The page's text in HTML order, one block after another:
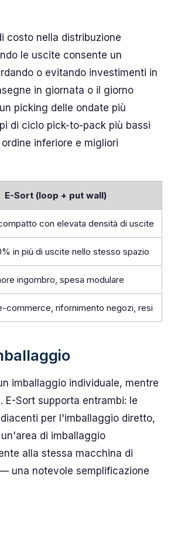
costo nella distribuzione
le uscite consente un
o evitando investimenti in
in giornata o il giorno
picking delle ondate più
di ciclo pick-to-pack più bassi
inferiore e migliori
E-Sort (loop + put wall)
con elevata densità di uscite
in più di uscite nello stesso spazio
ingombro, spesa modulare
commerce, rifornimento negozi, resi
imballaggio individuale, mentre
Sort supporta entrambi: le
per l'imballaggio diretto,
di imballaggio
alla stessa macchina di
una notevole semplificazione